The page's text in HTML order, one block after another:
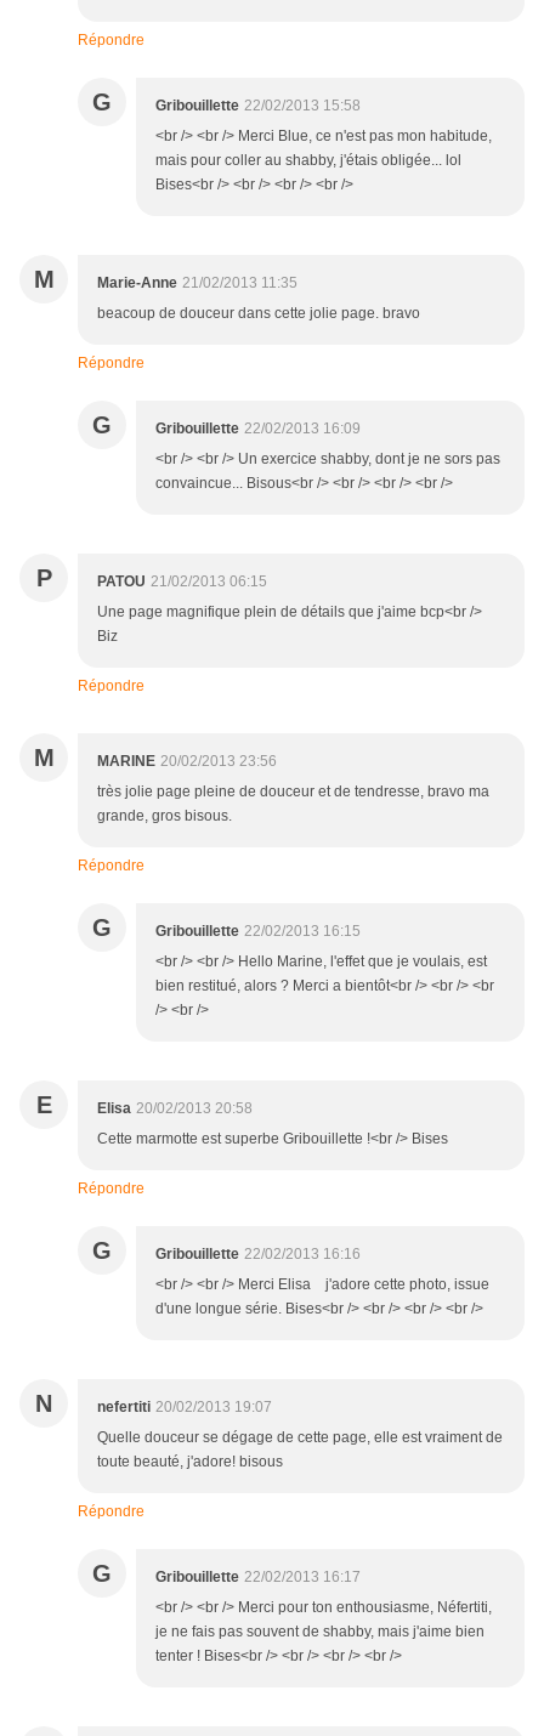
Répondre
G Gribouillette 22/02/2013 15:58
<br /> <br /> Merci Blue, ce n'est pas mon habitude,
mais pour coller au shabby, j'étais obligée... lol
Bises<br /> <br /> <br /> <br />
M Marie-Anne 21/02/2013 11:35
beacoup de douceur dans cette jolie page. bravo
Répondre
G Gribouillette 22/02/2013 16:09
<br /> <br /> Un exercice shabby, dont je ne sors pas
convaincue... Bisous<br /> <br /> <br /> <br />
P PATOU 21/02/2013 06:15
Une page magnifique plein de détails que j'aime bcp<br />
Biz
Répondre
M MARINE 20/02/2013 23:56
très jolie page pleine de douceur et de tendresse, bravo ma
grande, gros bisous.
Répondre
G Gribouillette 22/02/2013 16:15
<br /> <br /> Hello Marine, l'effet que je voulais, est
bien restitué, alors ? Merci a bientôt<br /> <br /> <br
/> <br />
E Elisa 20/02/2013 20:58
Cette marmotte est superbe Gribouillette !<br /> Bises
Répondre
G Gribouillette 22/02/2013 16:16
<br /> <br /> Merci Elisa j'adore cette photo, issue
d'une longue série. Bises<br /> <br /> <br /> <br />
N nefertiti 20/02/2013 19:07
Quelle douceur se dégage de cette page, elle est vraiment de
toute beauté, j'adore! bisous
Répondre
G Gribouillette 22/02/2013 16:17
<br /> <br /> Merci pour ton enthousiasme, Néfertiti,
je ne fais pas souvent de shabby, mais j'aime bien
tenter ! Bises<br /> <br /> <br /> <br />